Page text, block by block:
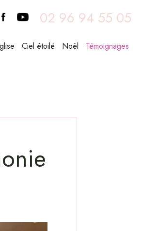
02 96 94 55 05
Ciel étoilé Noël Témoignages